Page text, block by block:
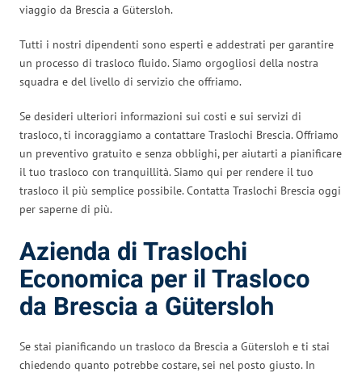
viaggio da Brescia a Gütersloh.
Tutti i nostri dipendenti sono esperti e addestrati per garantire
un processo di trasloco fluido. Siamo orgogliosi della nostra
squadra e del livello di servizio che offriamo.
Se desideri ulteriori informazioni sui costi e sui servizi di
trasloco, ti incoraggiamo a contattare Traslochi Brescia. Offriamo
un preventivo gratuito e senza obblighi, per aiutarti a pianificare
il tuo trasloco con tranquillità. Siamo qui per rendere il tuo
trasloco il più semplice possibile. Contatta Traslochi Brescia oggi
per saperne di più.
Azienda di Traslochi
Economica per il Trasloco
da Brescia a Gütersloh
Se stai pianificando un trasloco da Brescia a Gütersloh e ti stai
chiedendo quanto potrebbe costare, sei nel posto giusto. In